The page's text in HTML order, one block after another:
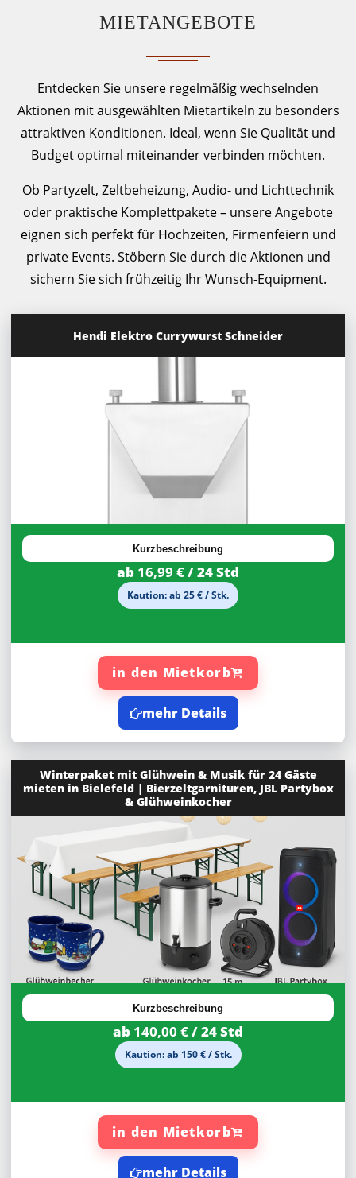
MIETANGEBOTE
Entdecken Sie unsere regelmäßig wechselnden
Aktionen mit ausgewählten Mietartikeln zu besonders
attraktiven Konditionen. Ideal, wenn Sie Qualität und
Budget optimal miteinander verbinden möchten.
Ob Partyzelt, Zeltbeheizung, Audio- und Lichttechnik
oder praktische Komplettpakete – unsere Angebote
eignen sich perfekt für Hochzeiten, Firmenfeiern und
private Events. Stöbern Sie durch die Aktionen und
sichern Sie sich frühzeitig Ihr Wunsch-Equipment.
Hendi Elektro Currywurst Schneider
30%
Rabatt Kurzbeschreibung
ab 16,99 €/ 24 Std
Kaution: ab 25 € / Stk.
in den Mietkorb
mehr Details
Winterpaket mit Glühwein & Musik für 24 Gäste
mieten in Bielefeld | Bierzeltgarnituren, JBL Partybox
& Glühweinkocher
Kurzbeschreibung
ab 140,00 €/ 24 Std
Kaution: ab 150 € / Stk.
in den Mietkorb
mehr Details